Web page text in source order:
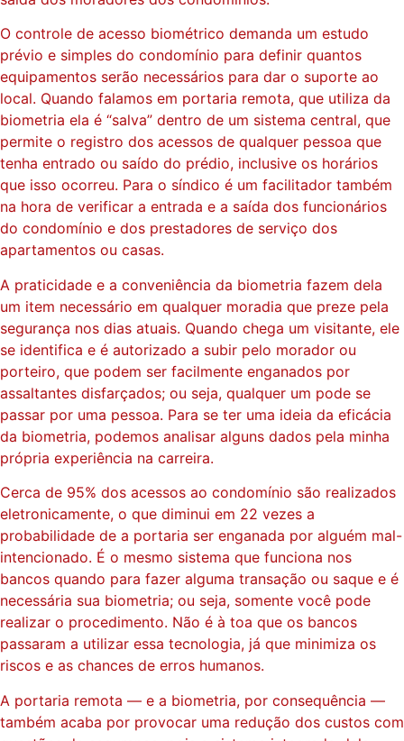
O controle de acesso biométrico demanda um estudo
prévio e simples do condomínio para definir quantos
equipamentos serão necessários para dar o suporte ao
local. Quando falamos em portaria remota, que utiliza da
biometria ela é “salva” dentro de um sistema central, que
permite o registro dos acessos de qualquer pessoa que
tenha entrado ou saído do prédio, inclusive os horários
que isso ocorreu. Para o síndico é um facilitador também
na hora de verificar a entrada e a saída dos funcionários
do condomínio e dos prestadores de serviço dos
apartamentos ou casas.
A praticidade e a conveniência da biometria fazem dela
um item necessário em qualquer moradia que preze pela
segurança nos dias atuais. Quando chega um visitante, ele
se identifica e é autorizado a subir pelo morador ou
porteiro, que podem ser facilmente enganados por
assaltantes disfarçados; ou seja, qualquer um pode se
passar por uma pessoa. Para se ter uma ideia da eficácia
da biometria, podemos analisar alguns dados pela minha
própria experiência na carreira.
Cerca de 95% dos acessos ao condomínio são realizados
eletronicamente, o que diminui em 22 vezes a
probabilidade de a portaria ser enganada por alguém mal-
intencionado. É o mesmo sistema que funciona nos
bancos quando para fazer alguma transação ou saque e é
necessária sua biometria; ou seja, somente você pode
realizar o procedimento. Não é à toa que os bancos
passaram a utilizar essa tecnologia, já que minimiza os
riscos e as chances de erros humanos.
A portaria remota — e a biometria, por consequência —
também acaba por provocar uma redução dos custos com